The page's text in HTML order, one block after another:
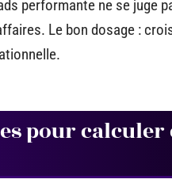
performante ne se juge
Le bon dosage :
pour